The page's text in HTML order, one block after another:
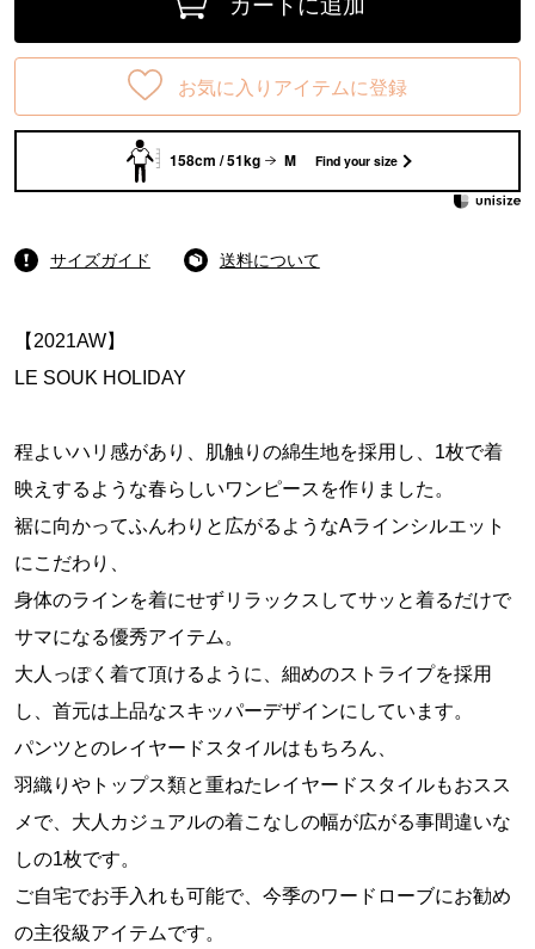
カートに追加
お気に入りアイテムに登録
158cm / 51kg M Find your size
サイズガイド 送料について
【2021AW】
LE SOUK HOLIDAY
程よいハリ感があり、肌触りの綿生地を採用し、1枚で着
映えするような春らしいワンピースを作りました。
裾に向かってふんわりと広がるようなAラインシルエット
にこだわり、
身体のラインを着にせずリラックスしてサッと着るだけで
サマになる優秀アイテム。
大人っぽく着て頂けるように、細めのストライプを採用
し、首元は上品なスキッパーデザインにしています。
パンツとのレイヤードスタイルはもちろん、
羽織りやトップス類と重ねたレイヤードスタイルもおスス
メで、大人カジュアルの着こなしの幅が広がる事間違いな
しの1枚です。
ご自宅でお手入れも可能で、今季のワードローブにお勧め
の主役級アイテムです。